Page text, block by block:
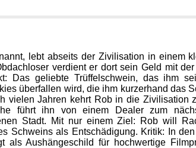
lebt abseits der Zivilisation in einem
verdient er dort sein Geld mit
Das geliebte Trüffelschwein, das ihm
überfallen wird, die ihm kurzerhand das
vielen Jahren kehrt Rob in die Zivilisation
führt ihn von einem Dealer zum
Stadt. Mit nur einem Ziel: Rob will
Schweins als Entschädigung. Kritik: In
als Aushängeschild für hochwertige